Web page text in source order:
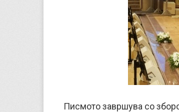
Писмото завршува со